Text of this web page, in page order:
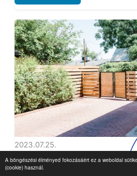
A böngészési élményed fokozásáért ez a weboldal
(cookie) használ.
2023.07.25.
Pergolafestési tippek, hogy
évben újrafesteni